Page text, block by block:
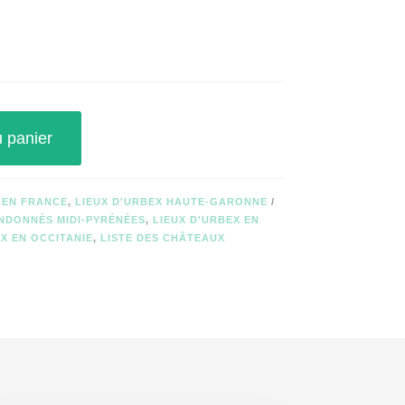
panier
FRANCE, LIEUX D'URBEX HAUTE-GARONNE
MIDI-PYRÉNÉES, LIEUX D'URBEX EN
EN OCCITANIE, LISTE DES CHÂTEAUX